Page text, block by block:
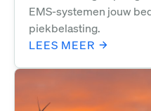
EMS-systemen jouw
piekbelasting.
LEES MEER